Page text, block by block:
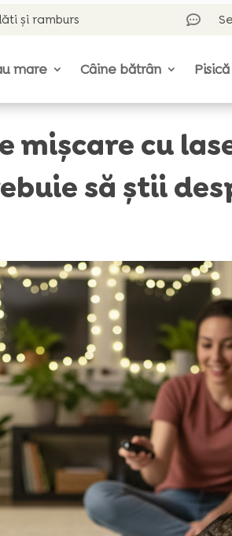
și ramburs 
mare Câine bătrân Pisică
mișcare cu
să știi